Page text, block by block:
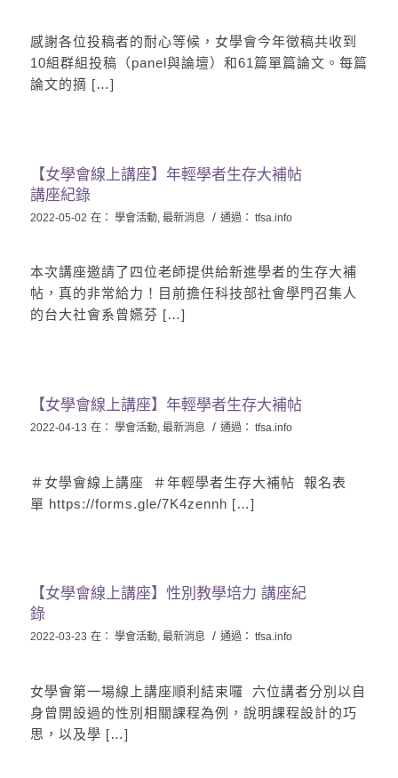
感謝各位投稿者的耐心等候，女學會今年徵稿共收到
10組群組投稿（panel與論壇）和61篇單篇論文。每篇
論文的摘 […]
【女學會線上講座】年輕學者生存大補帖
講座紀錄
2022-05-02 在： 學會活動, 最新消息 / 通過： tfsa.info
本次講座邀請了四位老師提供給新進學者的生存大補
帖，真的非常給力！目前擔任科技部社會學門召集人
的台大社會系曾嬿芬 […]
【女學會線上講座】年輕學者生存大補帖
2022-04-13 在： 學會活動, 最新消息 / 通過： tfsa.info
＃女學會線上講座 ​ ＃年輕學者生存大補帖 ​ 報名表
單 https://forms.gle/7K4zennh […]
【女學會線上講座】性別教學培力 講座紀
錄
2022-03-23 在： 學會活動, 最新消息 / 通過： tfsa.info
女學會第一場線上講座順利結束囉​ ​ 六位講者分別以自
身曾開設過的性別相關課程為例，說明課程設計的巧
思，以及學 […]